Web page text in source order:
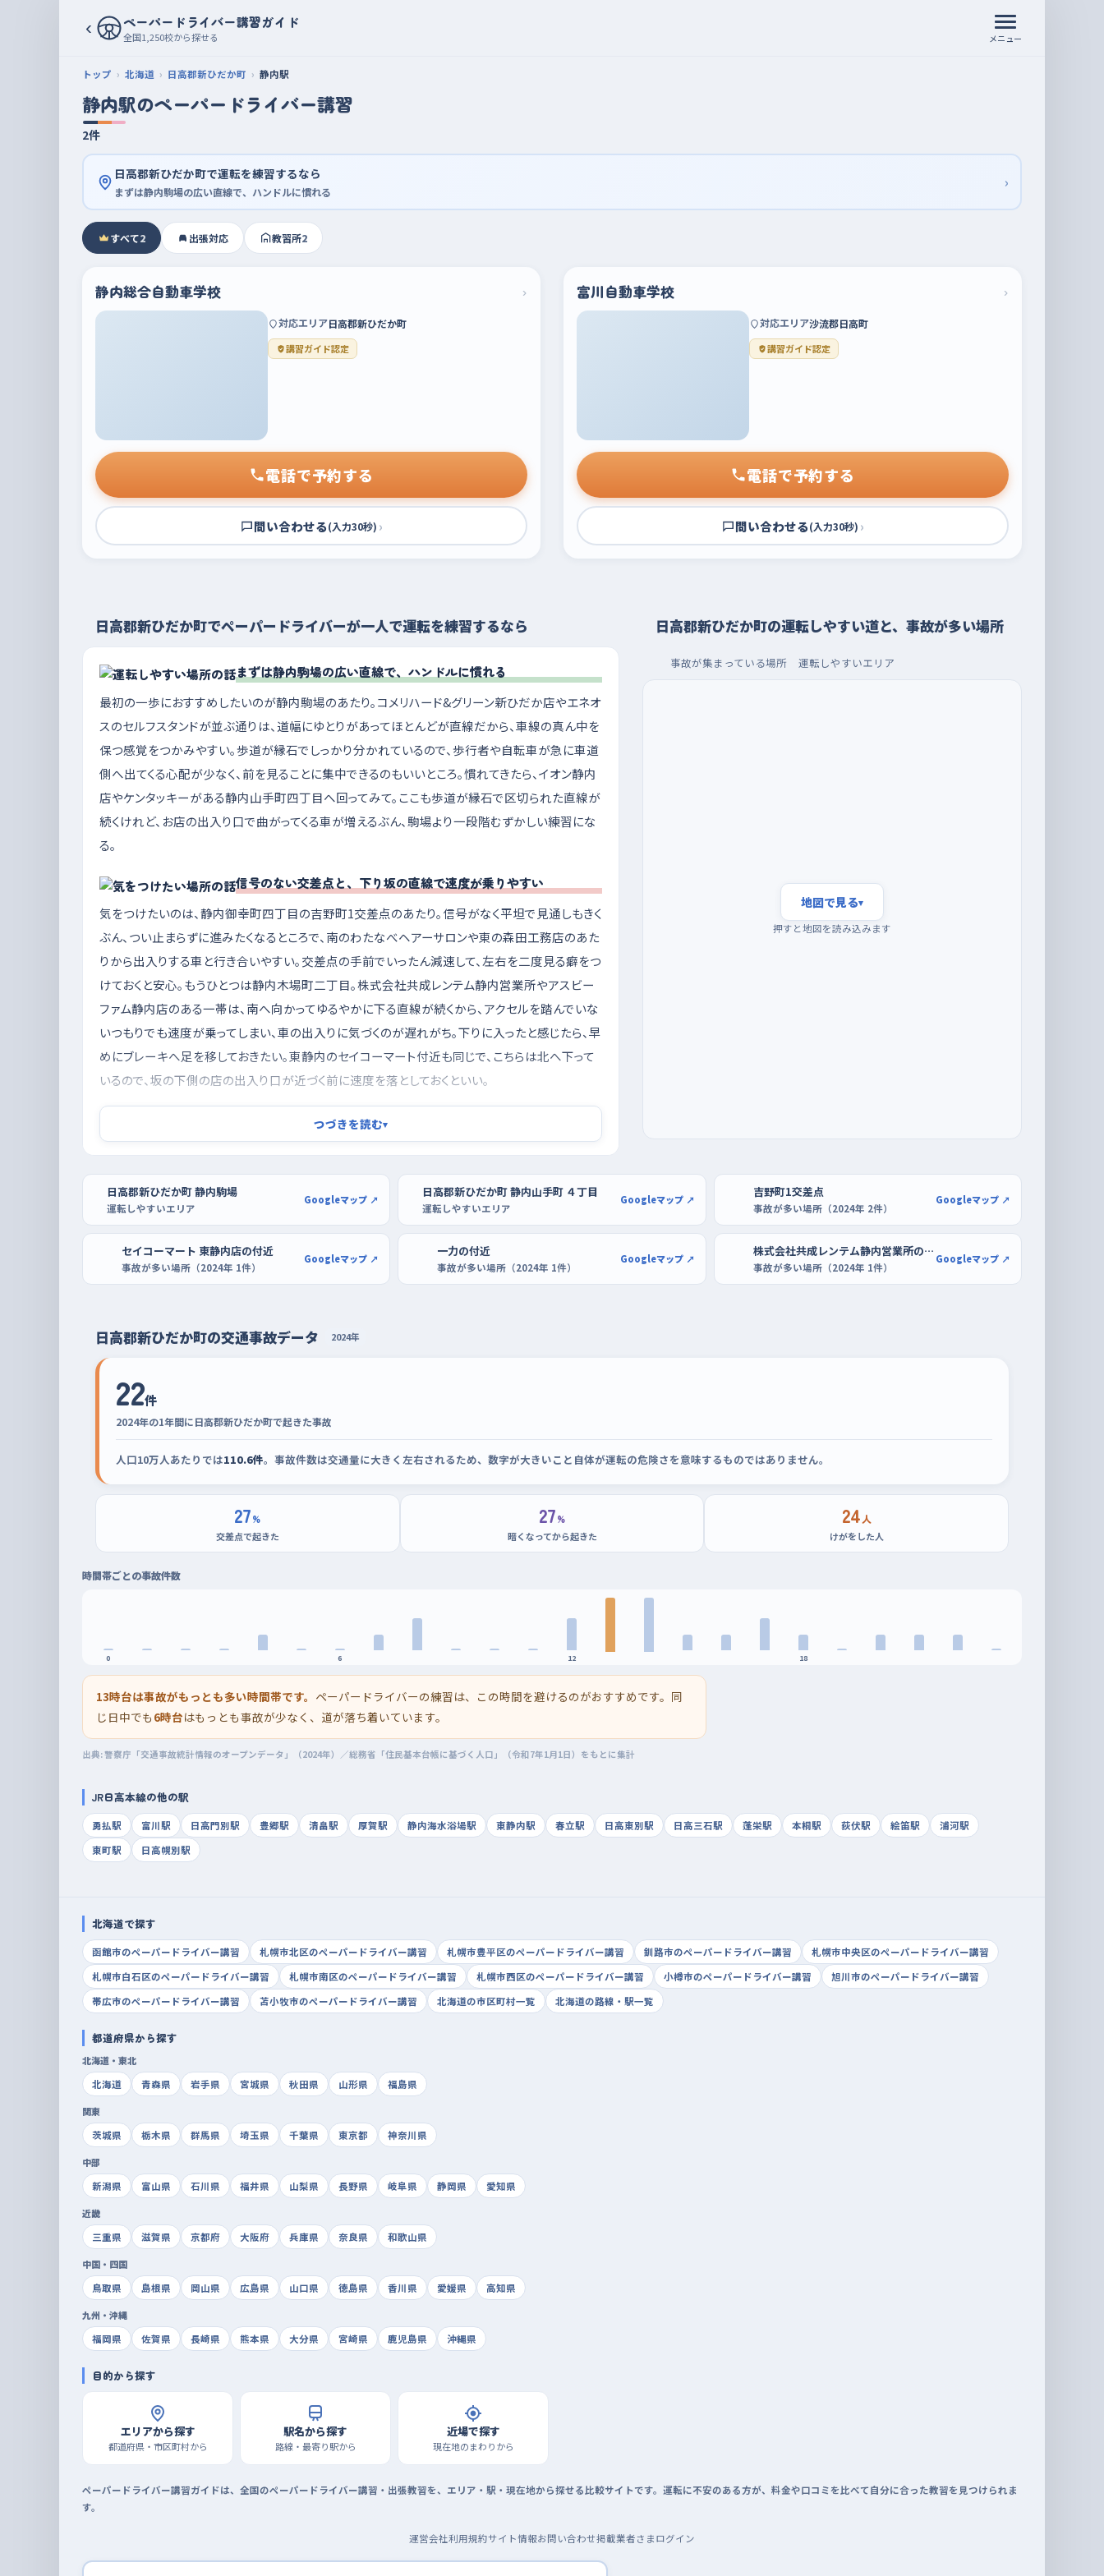
‹ ペーパードライバー講習ガイド
全国1,250校から探せる メニュー
トップ 北海道 日高郡新ひだか町 静内駅
静内駅のペーパードライバー講習
2件
日高郡新ひだか町で運転を練習するなら
まずは静内駒場の広い直線で、ハンドルに慣れる ›
すべて2 出張対応 教習所2
静内総合自動車学校 ›
対応エリア日高郡新ひだか町
講習ガイド認定
電話で予約する
問い合わせる(入力30秒) ›
富川自動車学校 ›
対応エリア沙流郡日高町
講習ガイド認定
電話で予約する
問い合わせる(入力30秒) ›
日高郡新ひだか町でペーパードライバーが一人で運転を練習するなら
まずは静内駒場の広い直線で、ハンドルに慣れる
最初の一歩におすすめしたいのが静内駒場のあたり。コメリハード&グリーン新ひだか店やエネオ
スのセルフスタンドが並ぶ通りは、道幅にゆとりがあってほとんどが直線だから、車線の真ん中を
保つ感覚をつかみやすい。歩道が縁石でしっかり分かれているので、歩行者や自転車が急に車道
側へ出てくる心配が少なく、前を見ることに集中できるのもいいところ。慣れてきたら、イオン静内
店やケンタッキーがある静内山手町四丁目へ回ってみて。ここも歩道が縁石で区切られた直線が
続くけれど、お店の出入り口で曲がってくる車が増えるぶん、駒場より一段階むずかしい練習にな
る。
信号のない交差点と、下り坂の直線で速度が乗りやすい
気をつけたいのは、静内御幸町四丁目の吉野町1交差点のあたり。信号がなく平坦で見通しもきく
ぶん、つい止まらずに進みたくなるところで、南のわたなべヘアーサロンや東の森田工務店のあた
りから出入りする車と行き合いやすい。交差点の手前でいったん減速して、左右を二度見る癖をつ
けておくと安心。もうひとつは静内木場町二丁目。株式会社共成レンテム静内営業所やアスビー
ファム静内店のある一帯は、南へ向かってゆるやかに下る直線が続くから、アクセルを踏んでいな
いつもりでも速度が乗ってしまい、車の出入りに気づくのが遅れがち。下りに入ったと感じたら、早
めにブレーキへ足を移しておきたい。東静内のセイコーマート付近も同じで、こちらは北へ下って
いるので、坂の下側の店の出入り口が近づく前に速度を落としておくといい。
お昼過ぎを避けて、朝の早い時間に出るのがおすすめ
くくなる。だから練習は、朝のうちか、夕方の混雑が始まる前に切り上げるのがちょうどいい。曜日
でいえば週の後半、とくに金曜は街なかの車が増えやすいので、はじめのうちは水曜や日曜のよ
うな落ち着いた日を選ぶと気持ちに余裕が持てる。駐車の練習場所については手元に確かな情
報がないので、行きつけの場所を決める前に、実際に足を運んで空き具合と出入り口の向きを自
分の目で確かめてほしい。
つづきを読む▾
日高郡新ひだか町の運転しやすい道と、事故が多い場所
事故が集まっている場所 運転しやすいエリア
地図で見る▾
押すと地図を読み込みます
日高郡新ひだか町 静内駒場
運転しやすいエリア
Googleマップ ↗ 日高郡新ひだか町 静内山手町 ４丁目
運転しやすいエリア
Googleマップ ↗ 吉野町1交差点
事故が多い場所（2024年 2件）
Googleマップ ↗
セイコーマート 東静内店の付近
事故が多い場所（2024年 1件）
Googleマップ ↗ 一力の付近
事故が多い場所（2024年 1件）
Googleマップ ↗ 株式会社共成レンテム静内営業所の付近
事故が多い場所（2024年 1件）
Googleマップ ↗
日高郡新ひだか町の交通事故データ 2024年
22件
2024年の1年間に日高郡新ひだか町で起きた事故
人口10万人あたりでは110.6件。事故件数は交通量に大きく左右されるため、数字が大きいこと自体が運転の危険さを意味するものではありません。
27%
交差点で起きた
27%
暗くなってから起きた
24人
けがをした人
時間帯ごとの事故件数
0 6 12 18
13時台は事故がもっとも多い時間帯です。 ペーパードライバーの練習は、この時間を避けるのがおすすめです。同
じ日中でも 6時台はもっとも事故が少なく、道が落ち着いています。
出典: 警察庁「交通事故統計情報のオープンデータ」（2024年）／総務省「住民基本台帳に基づく人口」（令和7年1月1日）をもとに集計
JR日高本線の他の駅
勇払駅 富川駅 日高門別駅 豊郷駅 清畠駅 厚賀駅 静内海水浴場駅 東静内駅 春立駅 日高東別駅 日高三石駅 蓬栄駅 本桐駅 荻伏駅 絵笛駅
浦河駅
東町駅
日高幌別駅
北海道で探す
函館市のペーパードライバー講習 札幌市北区のペーパードライバー講習 札幌市豊平区のペーパードライバー講習 釧路市のペーパードライバー講習
札幌市中央区のペーパードライバー講習
札幌市白石区のペーパードライバー講習
札幌市南区のペーパードライバー講習 札幌市西区のペーパードライバー講習 小樽市のペーパードライバー講習
旭川市のペーパードライバー講習
帯広市のペーパードライバー講習
苫小牧市のペーパードライバー講習 北海道の市区町村一覧 北海道の路線・駅一覧
都道府県から探す
北海道・東北
北海道
青森県 岩手県 宮城県 秋田県 山形県 福島県
関東
茨城県
栃木県 群馬県 埼玉県 千葉県 東京都 神奈川県
中部
新潟県
富山県 石川県 福井県 山梨県 長野県 岐阜県 静岡県 愛知県
近畿
三重県
滋賀県 京都府 大阪府 兵庫県 奈良県 和歌山県
中国・四国
鳥取県
島根県 岡山県 広島県 山口県 徳島県 香川県 愛媛県 高知県
九州・沖縄
福岡県
佐賀県 長崎県 熊本県 大分県 宮崎県 鹿児島県 沖縄県
目的から探す
エリアから探す
都道府県・市区町村から
駅名から探す
路線・最寄り駅から
近場で探す
現在地のまわりから
ペーパードライバー講習ガイドは、全国のペーパードライバー講習・出張教習を、エリア・駅・現在地から探せる比較サイトです。運転に不安のある方が、料金や口コミを比べて自分に合った教習を見つけられま
す。
運営会社利用規約サイト情報お問い合わせ掲載業者さまログイン